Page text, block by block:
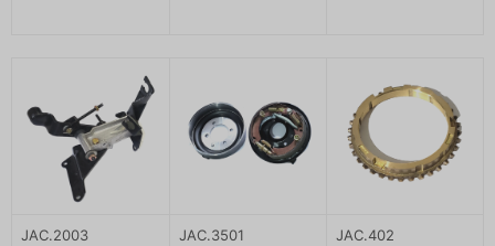
JAC.2003 JAC.3501 JAC.402